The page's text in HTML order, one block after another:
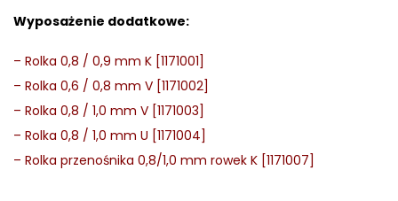
Wyposażenie dodatkowe:
– Rolka 0,8 / 0,9 mm K [1171001]
– Rolka 0,6 / 0,8 mm V [1171002]
– Rolka 0,8 / 1,0 mm V [1171003]
– Rolka 0,8 / 1,0 mm U [1171004]
– Rolka przenośnika 0,8/1,0 mm rowek K [1171007]